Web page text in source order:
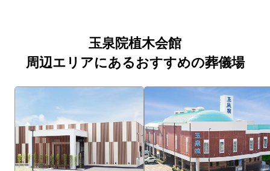
玉泉院植木会館
周辺エリアにあるおすすめの葬儀場